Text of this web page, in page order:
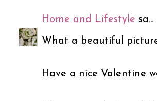
Home and Lifestyle sa...
What a beautiful
Have a nice Valentine